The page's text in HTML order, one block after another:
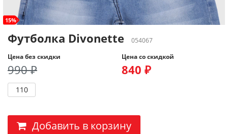
15%
Футболка Divonette
054067
Цена без скидки
990 ₽
Цена со скидкой
840 ₽
110
Добавить в корзину